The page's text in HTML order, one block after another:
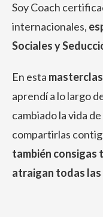
Soy Coach
internacionales,
Sociales y
En esta
aprendí a lo largo
cambiado la vida
compartirlas
también consigas
atraigan todas las